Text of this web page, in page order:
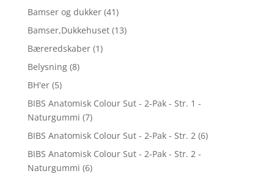
Bamser og dukker (41)
Bamser,Dukkehuset (13)
Bæreredskaber (1)
Belysning (8)
BH'er (5)
BIBS Anatomisk Colour Sut - 2-Pak - Str. 1 -
Naturgummi (7)
BIBS Anatomisk Colour Sut - 2-Pak - Str. 2 (6)
BIBS Anatomisk Colour Sut - 2-Pak - Str. 2 -
Naturgummi (6)